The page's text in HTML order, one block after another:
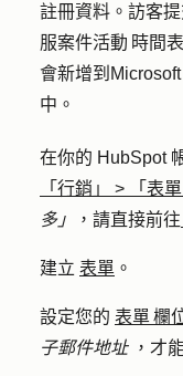
註冊資料。訪客
服案件活動 時間
會新增到
中。
在你的 HubSpot
「行銷」
> 「表單
多」
，請直接前往
建立 表單 。
設定您的 表單 欄
子郵件地址，才